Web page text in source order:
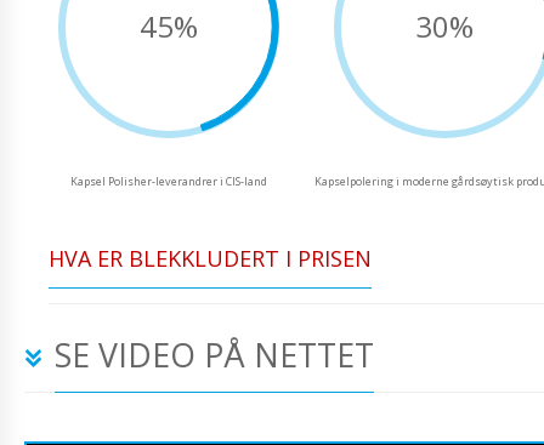
45%
Kapsel Polisher-leverandrer i CIS-land
30%
Kapselpolering i moderne gårdsøytisk
HVA ER BLEKKLUDERT I PRISEN
SE VIDEO PÅ NETTET